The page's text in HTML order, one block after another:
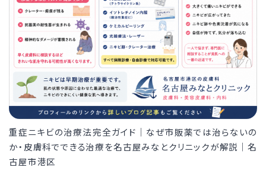
重症ニキビの治療法完全ガイド｜なぜ市販薬では治らないの
か・皮膚科でできる治療を名古屋みなとクリニックが解説｜名
古屋市港区